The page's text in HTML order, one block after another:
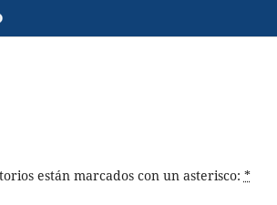
están marcados con un asterisco: *